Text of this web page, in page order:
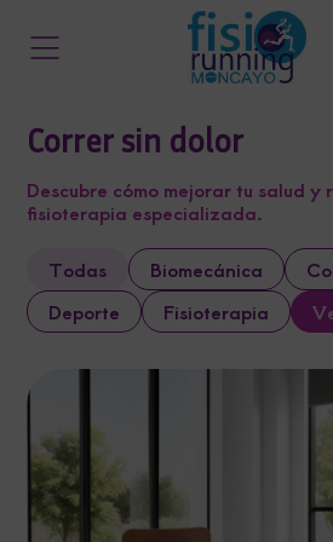
Correr sin dolor
Descubre cómo mejorar tu salud y
fisioterapia especializada.
Todas Biomecánica
Deporte
Fisioterapia